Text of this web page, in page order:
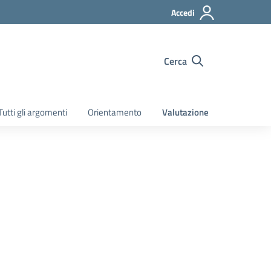
Accedi
Cerca
gli argomenti Orientamento Valutazione